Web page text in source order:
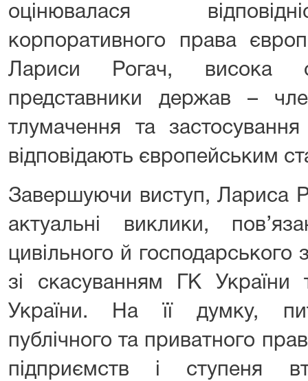
оцінювалася
корпоративного права
Лариси Рогач, висока
представники держав –
тлумачення та
відповідають європейським
Завершуючи виступ, Лариса
актуальні виклики,
цивільного й господарського
зі скасуванням ГК України
України. На її думку,
публічного та приватного
підприємств і ступеня